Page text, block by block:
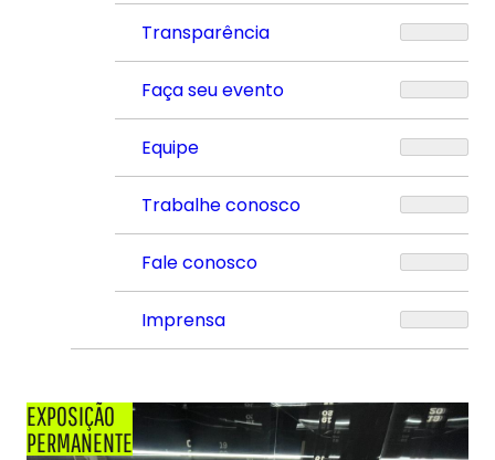
Transparência
Faça seu evento
Equipe
Trabalhe conosco
Fale conosco
Imprensa
EXPOSIÇÃO
PERMANENTE